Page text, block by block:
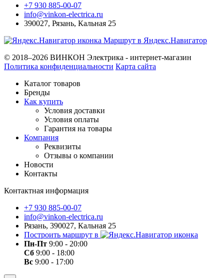
+7 930 885-00-07
info@vinkon-electrica.ru
390027, Рязань, Кальная 25
Маршрут в Яндекс.Навигатор
© 2018–2026 ВИНКОН Электрика - интернет-магазин
Политика конфиденциальности Карта сайта
Каталог товаров
Бренды
Как купить
Условия доставки
Условия оплаты
Гарантия на товары
Компания
Реквизиты
Отзывы о компании
Новости
Контакты
Контактная информация
+7 930 885-00-07
info@vinkon-electrica.ru
Рязань, 390027, Кальная 25
Построить маршрут в
Пн-Пт 9:00 - 20:00
Сб 9:00 - 18:00
Вс 9:00 - 17:00